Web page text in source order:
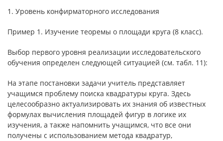
1. Уровень конфирматорного исследования
Пример 1. Изучение теоремы о площади круга (8 класс).
Выбор первого уровня реализации исследовательского
обучения определен следующей ситуацией (см. табл. 11):
На этапе постановки задачи учитель представляет
учащимся проблему поиска квадратуры круга. Здесь
целесообразно актуализировать их знания об известных
формулах вычисления площадей фигур в логике их
изучения, а также напомнить учащимся, что все они
получены с использованием метода квадратур,